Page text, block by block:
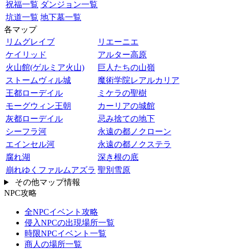
祝福一覧 ダンジョン一覧
坑道一覧 地下墓一覧
各マップ
リムグレイブ
リエーニエ
ケイリッド
アルター高原
火山館(ゲルミア火山)
巨人たちの山嶺
ストームヴィル城
魔術学院レアルカリア
王都ローデイル
ミケラの聖樹
モーグウィン王朝
カーリアの城館
灰都ローデイル
忌み捨ての地下
シーフラ河
永遠の都ノクローン
エインセル河
永遠の都ノクステラ
腐れ湖
深き根の底
崩れゆくファルムアズラ 聖別雪原
その他マップ情報
NPC攻略
全NPCイベント攻略
侵入NPCの出現場所一覧
時限NPCイベント一覧
商人の場所一覧